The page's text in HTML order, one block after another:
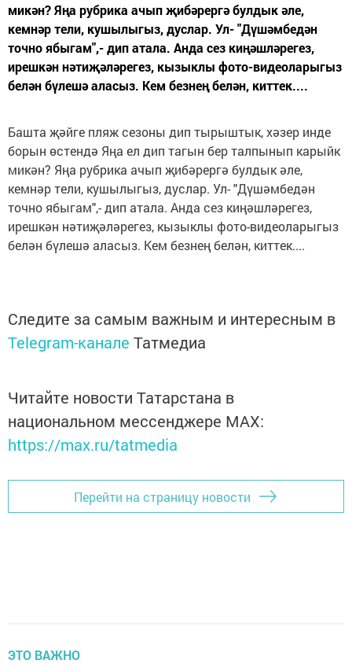
микән? Яңа рубрика ачып җибәрергә булдык әле,
кемнәр тели, кушылыгыз, дуслар. Ул- "Дүшәмбедән
точно ябыгам",- дип атала. Анда сез киңәшләрегез,
ирешкән нәтиҗәләрегез, кызыклы фото-видеоларыгыз
белән бүлешә аласыз. Кем безнең белән, киттек....
Башта җәйге пляж сезоны дип тырыштык, хәзер инде
борын өстендә Яңа ел дип тагын бер талпынып карыйк
микән? Яңа рубрика ачып җибәрергә булдык әле,
кемнәр тели, кушылыгыз, дуслар. Ул- "Дүшәмбедән
точно ябыгам",- дип атала. Анда сез киңәшләрегез,
ирешкән нәтиҗәләрегез, кызыклы фото-видеоларыгыз
белән бүлешә аласыз. Кем безнең белән, киттек....
Следите за самым важным и интересным в
Telegram-канале Татмедиа
Читайте новости Татарстана в
национальном мессенджере MАХ:
https://max.ru/tatmedia
Перейти на страницу новости
ЭТО ВАЖНО